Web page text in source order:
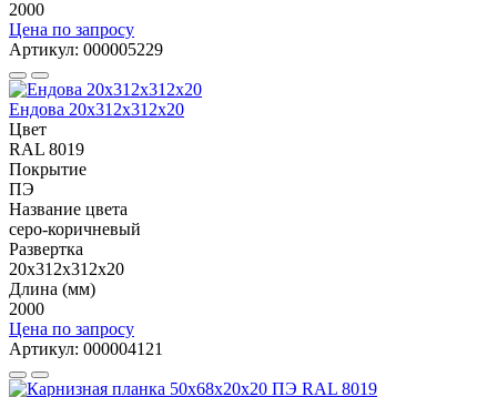
2000
Цена по запросу
Артикул: 000005229
Ендова 20х312х312х20
Цвет
RAL 8019
Покрытие
ПЭ
Название цвета
серо-коричневый
Развертка
20х312х312х20
Длина (мм)
2000
Цена по запросу
Артикул: 000004121